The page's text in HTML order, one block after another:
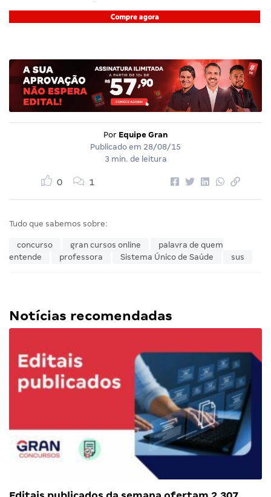
Por Equipe Gran
Publicado em 28/08/15
3 min. de leitura
0 1
Tudo que sabemos sobre:
concurso gran cursos online
palavra de quem
entende
professora Sistema Único de Saúde sus
Notícias recomendadas